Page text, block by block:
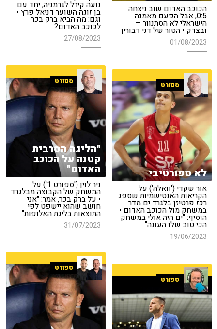
נועה קירל לגרמניה, יחד עם
בן זוגה השוער דניאל פרץ •
וגם: מה הביא ברק בכר
לכוכב האדום?
27/08/2023
הכוכב האדום שוב ניצחה
0:5, אבל הפעם מאמנה
הישראלי לא הסתנוור –
ובצדק • הטור של דני דבורין
01/08/2023
ספורט
"הליגה הסרבית
קטנה על הכוכב
האדום"
ניר לוין ('ספורט 1') על
המשחק של הקבוצה מבלגרד
• על ברק בכר, אמר: "אני
חושב שהוא יישפט לפי
התוצאות בליגת האלופות"
31/07/2023
ספורט
לא ספורטיבי
אור שקדי ('וואלה') על
הקריאות האנטישמיות שספג
רכז פרטיזן בלגרד ים מדר
במשחק מול הכוכב האדום •
הוסיף: "ים היה אולי במשחק
הכי טוב שלו העונה"
19/06/2023
ספורט
ספורט